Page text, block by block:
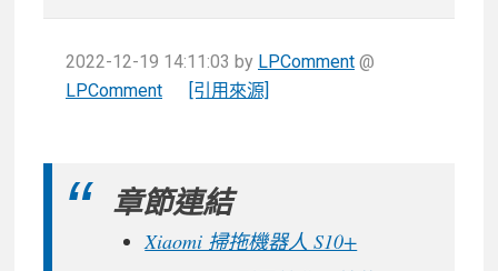
2022-12-19 14:11:03 by LPComment @
LPComment
[引用來源]
章節連結
Xiaomi 掃拖機器人 S10+